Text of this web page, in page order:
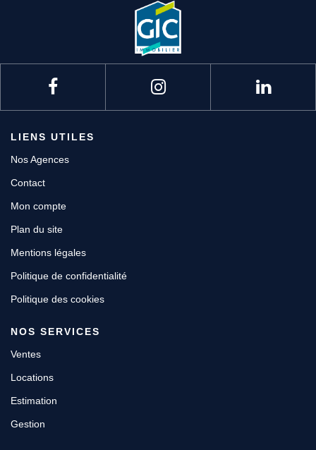
LIENS UTILES
Nos Agences
Contact
Mon compte
Plan du site
Mentions légales
Politique de confidentialité
Politique des cookies
NOS SERVICES
Ventes
Locations
Estimation
Gestion